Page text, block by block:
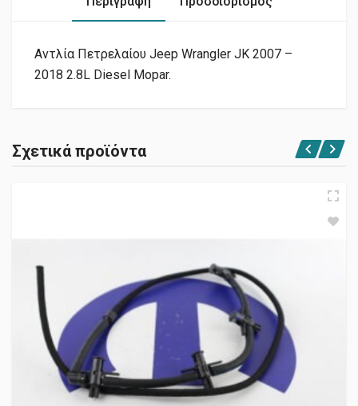
Αντλία Πετρελαίου Jeep Wrangler JK 2007 –
2018 2.8L Diesel Mopar.
Σχετικά προϊόντα